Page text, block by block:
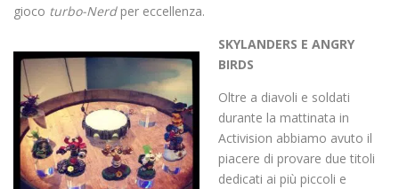
gioco turbo-Nerdper eccellenza.
SKYLANDERS E ANGRY
BIRDS
Oltre a diavoli e soldati
durante la mattinata in
Activision abbiamo avuto il
piacere di provare due titoli
dedicati ai più piccoli e